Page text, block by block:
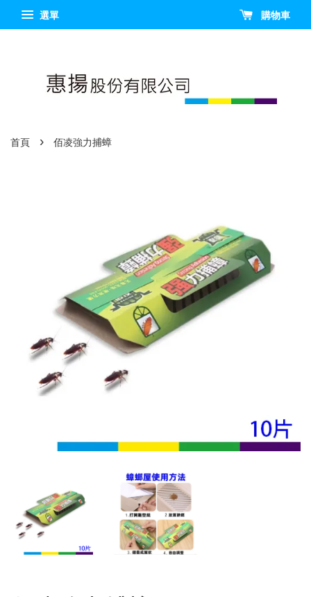
選單 購物車
首頁 › 佰凌強力捕蟑